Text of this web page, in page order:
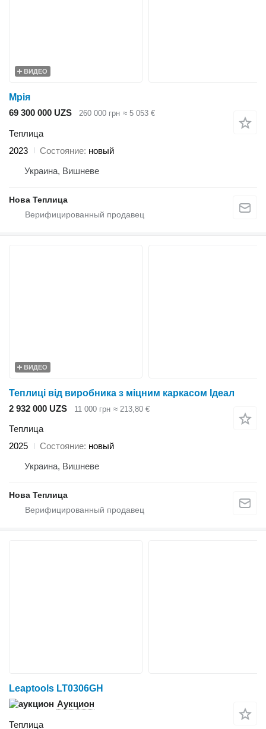
ВИДЕО
Мрія
69 300 000 UZS
260 000 грн ≈ 5 053 €
Теплица
2023
Состояние новый
Украина, Вишневе
Нова Теплица
ВИДЕО
Теплиці від виробника з міцним каркасом Ідеал
2 932 000 UZS
11 000 грн ≈ 213,80 €
Теплица
2025
Состояние новый
Украина, Вишневе
Нова Теплица
Leaptools LT0306GH
Аукцион
Теплица